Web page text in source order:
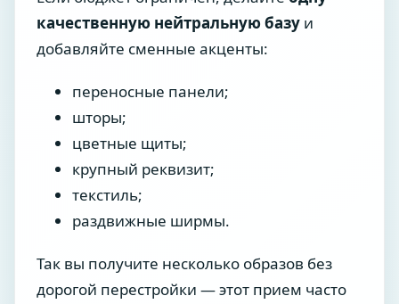
качественную нейтральную базу и
добавляйте сменные акценты:
переносные панели;
шторы;
цветные щиты;
крупный реквизит;
текстиль;
раздвижные ширмы.
Так вы получите несколько образов без
дорогой перестройки — этот прием часто